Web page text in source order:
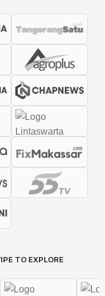
TO EXPLORE